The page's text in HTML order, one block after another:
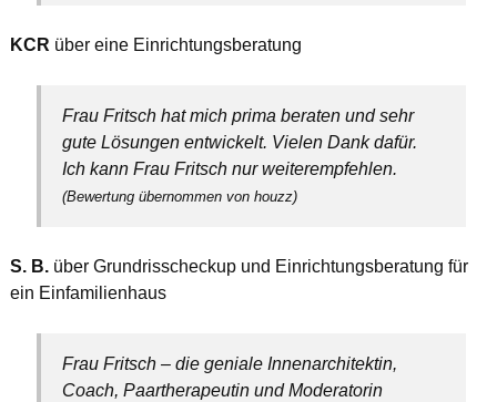
KCR über eine Einrichtungsberatung
Frau Fritsch hat mich prima beraten und sehr
gute Lösungen entwickelt. Vielen Dank dafür.
Ich kann Frau Fritsch nur weiterempfehlen.
(Bewertung übernommen von houzz)
S. B. über Grundrisscheckup und Einrichtungsberatung für
ein Einfamilienhaus
Frau Fritsch – die geniale Innenarchitektin,
Coach, Paartherapeutin und Moderatorin